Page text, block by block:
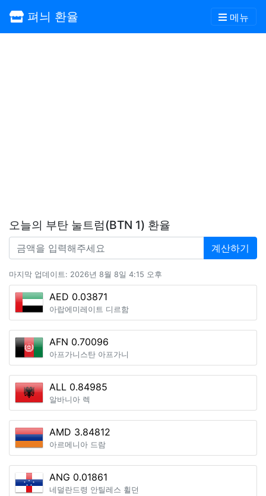
펴늬 환율 메뉴
오늘의 부탄 눌트럼(BTN 1) 환율
계산하기
마지막 업데이트: 2026년 8월 8일 4:15 오후
AED 0.03871
아랍에미레이트 디르함
AFN 0.70096
아프가니스탄 아프가니
ALL 0.84985
알바니아 렉
AMD 3.84812
아르메니아 드람
ANG 0.01861
네덜란드령 안틸레스 휠던